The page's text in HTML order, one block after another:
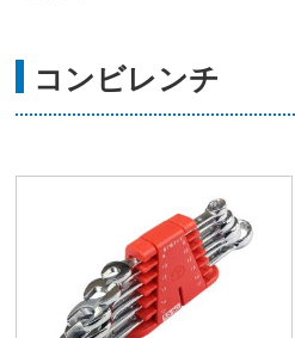
コンビレンチ